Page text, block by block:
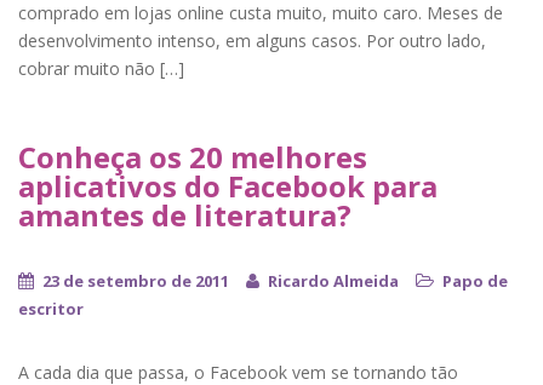
comprado em lojas online custa muito, muito caro. Meses de
desenvolvimento intenso, em alguns casos. Por outro lado,
cobrar muito não […]
Conheça os 20 melhores
aplicativos do Facebook para
amantes de literatura?
23 de setembro de 2011 Ricardo Almeida
Papo de
escritor
A cada dia que passa, o Facebook vem se tornando tão